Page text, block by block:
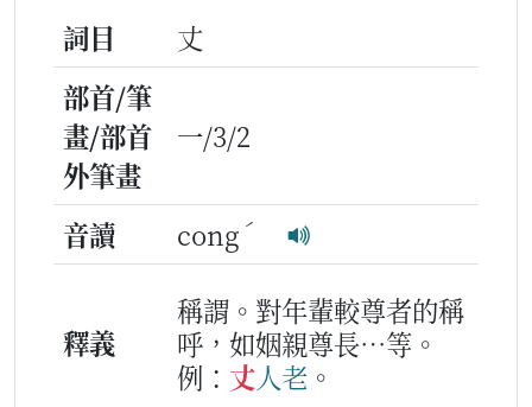
詞目
丈
部首/筆
畫/部首
外筆畫
一/3/2
音讀 cong ˊ
釋義
稱謂。對年輩較尊者的稱
呼，如姻親尊長…等。
例： 丈人老 。